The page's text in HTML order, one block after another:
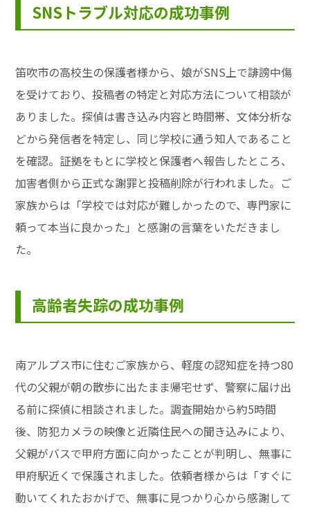
SNSトラブル対応の成功事例
笛吹市の高校生の保護者様から、娘がSNS上で誹謗中傷
を受けており、投稿者の特定と対応方法について相談が
ありました。探偵は書き込み内容と時間帯、文体分析な
どから発信者を特定し、同じ学校に通う知人であること
を確認。証拠をもとに学校と保護者へ報告したところ、
加害者側から正式な謝罪と投稿削除が行われました。ご
家族からは「学校では対応が難しかったので、専門家に
頼って本当に良かった」と感謝の言葉をいただきまし
た。
高齢者失踪の成功事例
南アルプス市に住むご家族から、軽度の認知症を持つ80
代の父親が朝の散歩に出たまま帰宅せず、警察に届け出
る前に探偵に相談されました。調査開始から約5時間
後、防犯カメラの映像と近隣住民への聞き込みにより、
父親がバスで甲府方面に向かったことが判明し、無事に
甲府駅近くで保護されました。依頼者様からは「すぐに
動いてくれたおかげで、無事に見つかり心から感謝して